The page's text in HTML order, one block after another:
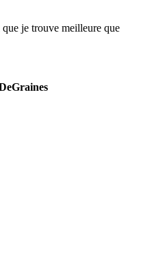
je trouve meilleure que